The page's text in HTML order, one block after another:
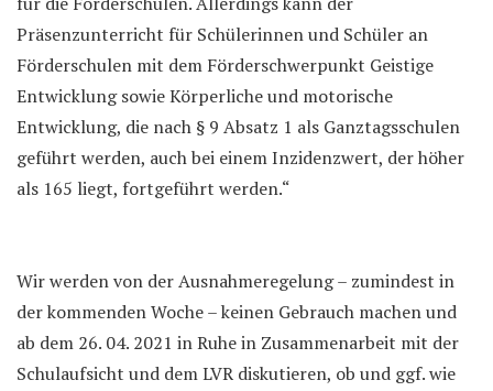
Präsenzunterricht für Schülerinnen und Schüler an
Förderschulen mit dem Förderschwerpunkt Geistige
Entwicklung sowie Körperliche und motorische
Entwicklung, die nach § 9 Absatz 1 als Ganztagsschulen
geführt werden, auch bei einem Inzidenzwert, der höher
als 165 liegt, fortgeführt werden.“
Wir werden von der Ausnahmeregelung – zumindest in
der kommenden Woche – keinen Gebrauch machen und
ab dem 26. 04. 2021 in Ruhe in Zusammenarbeit mit der
Schulaufsicht und dem LVR diskutieren, ob und ggf. wie